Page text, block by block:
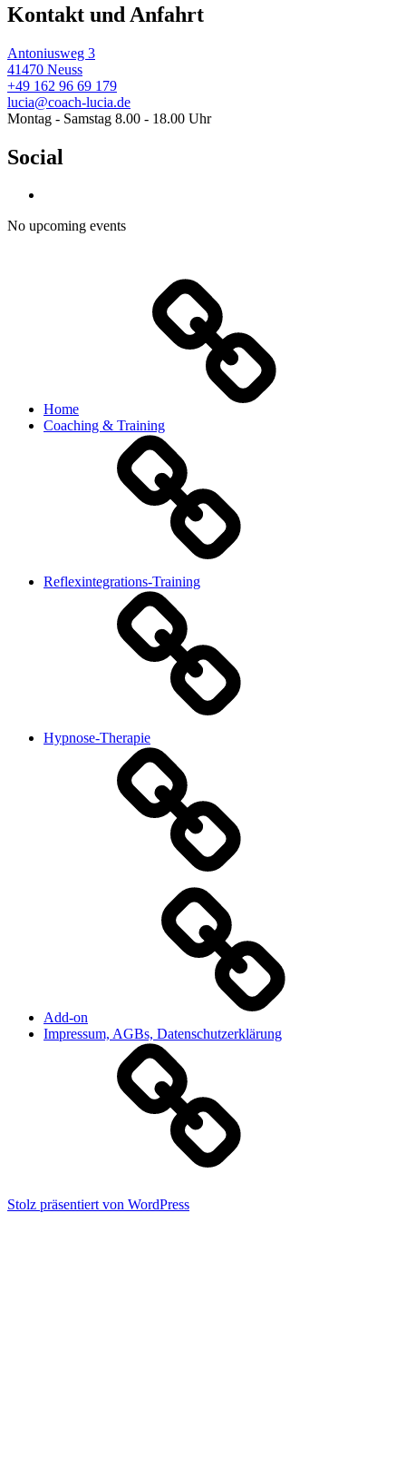
Kontakt und Anfahrt
Antoniusweg 3
41470 Neuss
+49 162 96 69 179
lucia@coach-lucia.de
Montag - Samstag 8.00 - 18.00 Uhr
Social
No upcoming events
Home
Coaching & Training
Reflexintegrations-Training
Hypnose-Therapie
Add-on
Impressum, AGBs, Datenschutzerklärung
Stolz präsentiert von WordPress